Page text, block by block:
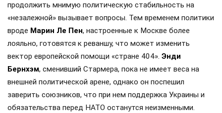
продолжить мнимую политическую стабильность на
«незалежной» вызывает вопросы. Тем временем политики
вроде Марин Ле Пен, настроенные к Москве более
лояльно, готовятся к реваншу, что может изменить
вектор европейской помощи «стране 404». Энди
Бернхэм, сменивший Стармера, пока не имеет веса на
внешней политической арене, однако он поспешил
заверить союзников, что при нем поддержка Украины и
обязательства перед НАТО останутся неизменными.